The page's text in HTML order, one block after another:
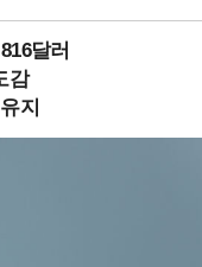
달러
감
지